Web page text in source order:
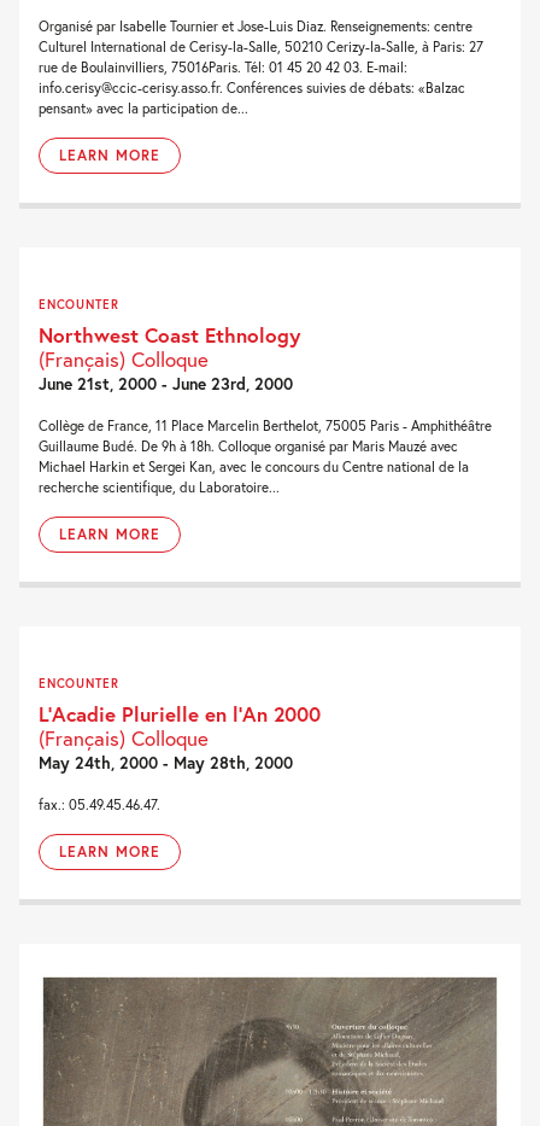
Organisé par Isabelle Tournier et Jose-Luis Diaz. Renseignements: centre
Culturel International de Cerisy-la-Salle, 50210 Cerizy-la-Salle, à Paris: 27
rue de Boulainvilliers, 75016Paris. Tél: 01 45 20 42 03. E-mail:
info.cerisy@ccic-cerisy.asso.fr. Conférences suivies de débats: «Balzac
pensant» avec la participation de...
LEARN MORE
ENCOUNTER
Northwest Coast Ethnology
(Français) Colloque
June 21st, 2000 - June 23rd, 2000
Collège de France, 11 Place Marcelin Berthelot, 75005 Paris - Amphithéâtre
Guillaume Budé. De 9h à 18h. Colloque organisé par Maris Mauzé avec
Michael Harkin et Sergei Kan, avec le concours du Centre national de la
recherche scientifique, du Laboratoire...
LEARN MORE
ENCOUNTER
L’Acadie Plurielle en l’An 2000
(Français) Colloque
May 24th, 2000 - May 28th, 2000
fax.: 05.49.45.46.47.
LEARN MORE